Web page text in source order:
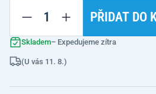
PŘIDAT DO
Skladem– Expedujeme zítra
(U vás 11. 8.)